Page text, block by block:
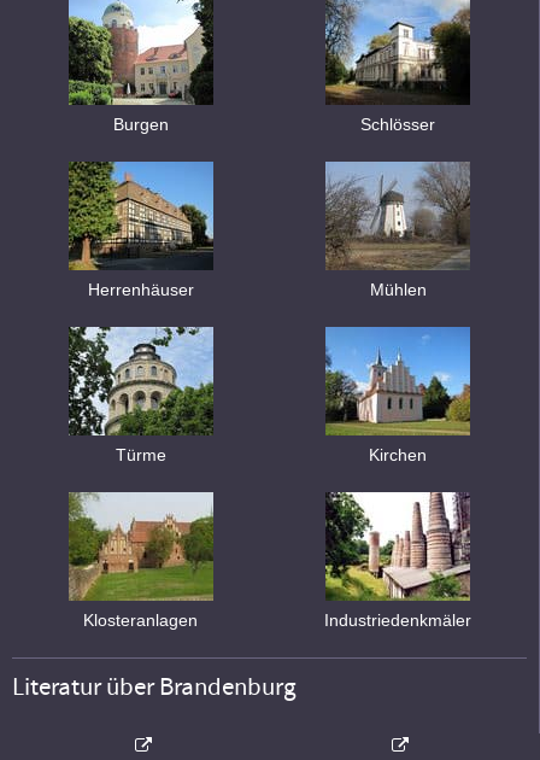
Burgen Schlösser
Herrenhäuser Mühlen
Türme Kirchen
Klosteranlagen Industriedenkmäler
Literatur über Brandenburg